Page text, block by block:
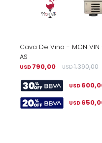
Cava De Vino - MON
AS
USD 790,00 USD 1.390,00
USD
USD